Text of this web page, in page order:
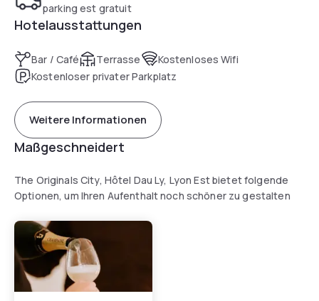
parking est gratuit
Hotelausstattungen
Bar / Café Terrasse
Kostenloses Wifi
Kostenloser privater Parkplatz
Weitere Informationen
Maßgeschneidert
The Originals City, Hôtel Dau Ly, Lyon Est bietet folgende
Optionen, um Ihren Aufenthalt noch schöner zu gestalten